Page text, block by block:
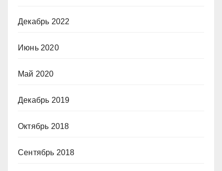
Декабрь 2022
Июнь 2020
Май 2020
Декабрь 2019
Октябрь 2018
Сентябрь 2018